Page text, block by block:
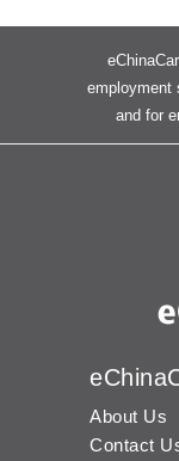
employment
and for
About Us
Contact